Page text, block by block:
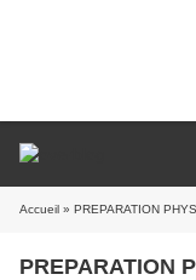
Accueil » PREPARATION
PREPARATION